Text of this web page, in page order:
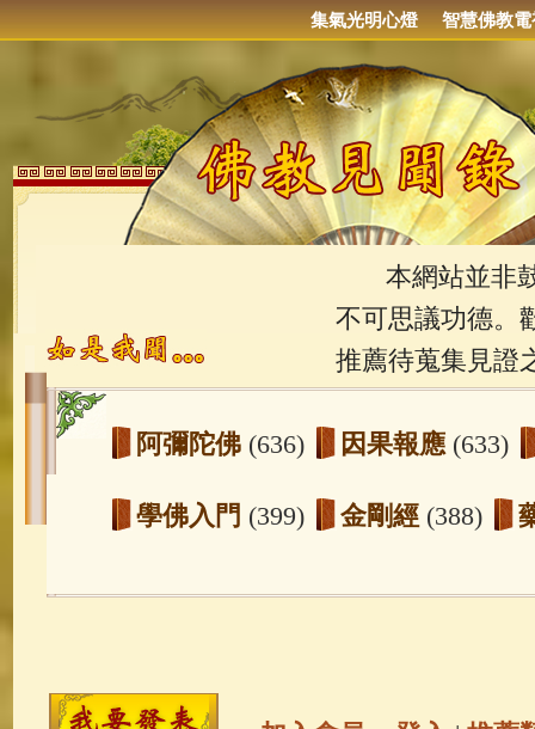
集氣光明心燈 智慧佛教電
本網站並非鼓
不可思議功德。
推薦待蒐集見證
阿彌陀佛 (636) 因果報應 (633)
學佛入門 (399) 金剛經 (388)
玉曆寶鈔(236) 地藏經(225)